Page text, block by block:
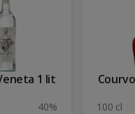
1 lit
40% 100 cl